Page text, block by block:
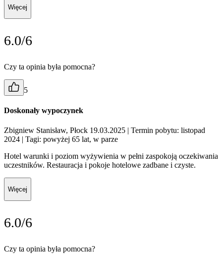
Więcej
6.0/6
Czy ta opinia była pomocna?
5
Doskonały wypoczynek
Zbigniew Stanisław, Płock 19.03.2025 | Termin pobytu: listopad
2024 | Tagi: powyżej 65 lat, w parze
Hotel warunki i poziom wyżywienia w pełni zaspokoją oczekiwania
uczestników. Restauracja i pokoje hotelowe zadbane i czyste.
Więcej
6.0/6
Czy ta opinia była pomocna?